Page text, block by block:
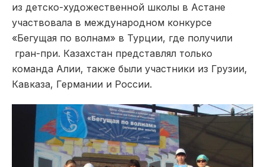
из детско-художественной школы в Астане
участвовала в международном конкурсе
«Бегущая по волнам» в Турции, где получили
гран-при. Казахстан представлял только
команда Алии, также были участники из Грузии,
Кавказа, Германии и России.